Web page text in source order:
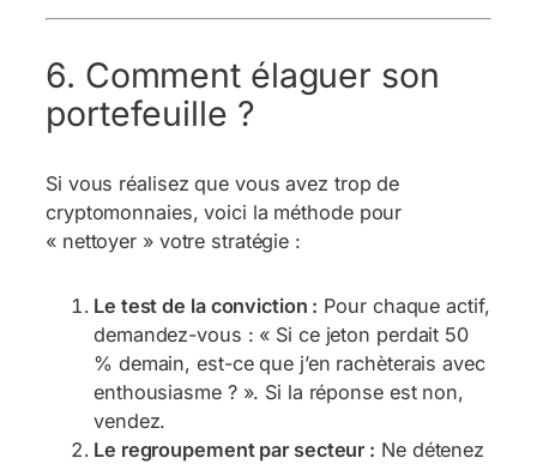
6. Comment élaguer son
portefeuille ?
Si vous réalisez que vous avez trop de
cryptomonnaies, voici la méthode pour
« nettoyer » votre stratégie :
Le test de la conviction : Pour chaque actif,
demandez-vous : « Si ce jeton perdait 50
% demain, est-ce que j’en rachèterais avec
enthousiasme ? ». Si la réponse est non,
vendez.
Le regroupement par secteur : Ne détenez